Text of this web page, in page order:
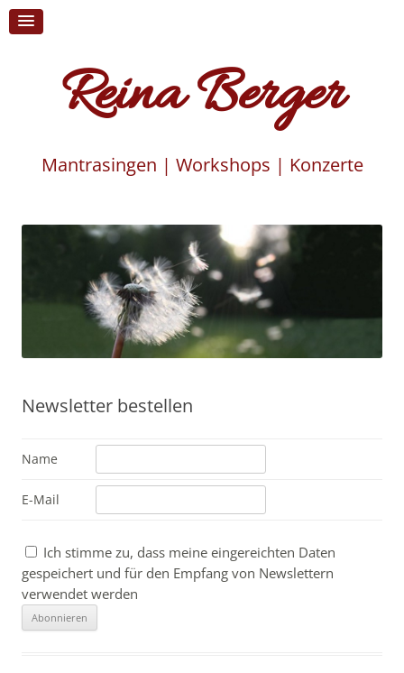
Reina Berger
Mantrasingen | Workshops | Konzerte
to
content
Newsletter bestellen
Name
E-Mail
Ich stimme zu, dass meine eingereichten Daten
gespeichert und für den Empfang von Newslettern
verwendet werden